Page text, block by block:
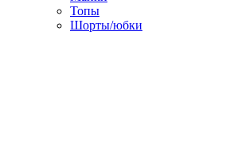
Топы
Шорты/юбки